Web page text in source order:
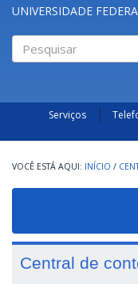
UNIVERSIDADE
Serviços
INÍCIO /
Central de